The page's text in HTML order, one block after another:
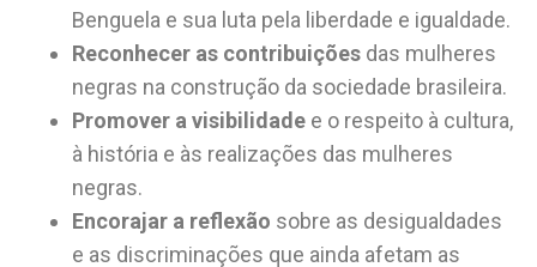
Benguela e sua luta pela liberdade e igualdade.
Reconhecer as contribuições das mulheres
negras na construção da sociedade brasileira.
Promover a visibilidade e o respeito à cultura,
à história e às realizações das mulheres
negras.
Encorajar a reflexão sobre as desigualdades
e as discriminações que ainda afetam as